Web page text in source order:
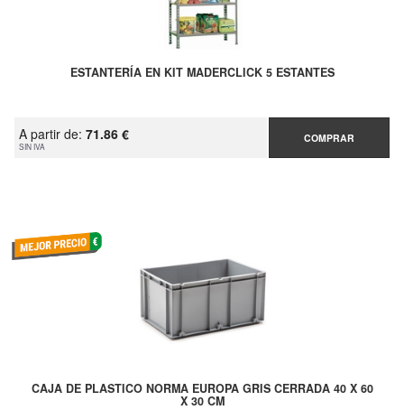
ESTANTERÍA EN KIT MADERCLICK 5 ESTANTES
A partir de: 71.86 €
SIN IVA
COMPRAR
CAJA DE PLASTICO NORMA EUROPA GRIS CERRADA 40 X 60
X 30 CM